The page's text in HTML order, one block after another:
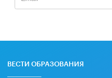
ВЕСТИ ОБРАЗОВАНИЯ